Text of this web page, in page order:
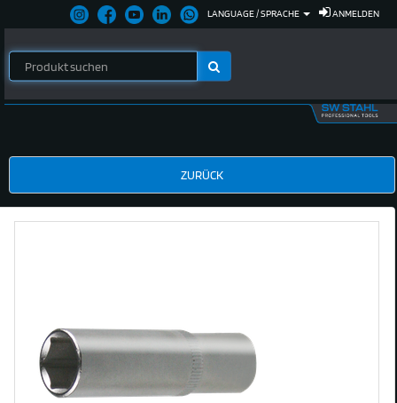
ANMELDEN
LANGUAGE / SPRACHE